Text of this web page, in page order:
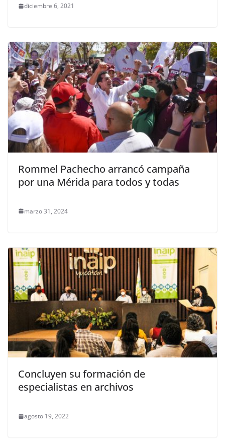
diciembre 6, 2021
Rommel Pachecho arrancó campaña
por una Mérida para todos y todas
marzo 31, 2024
Concluyen su formación de
especialistas en archivos
agosto 19, 2022